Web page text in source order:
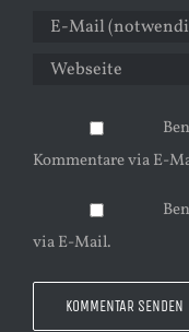
Kommentare via E-
via E-Mail.